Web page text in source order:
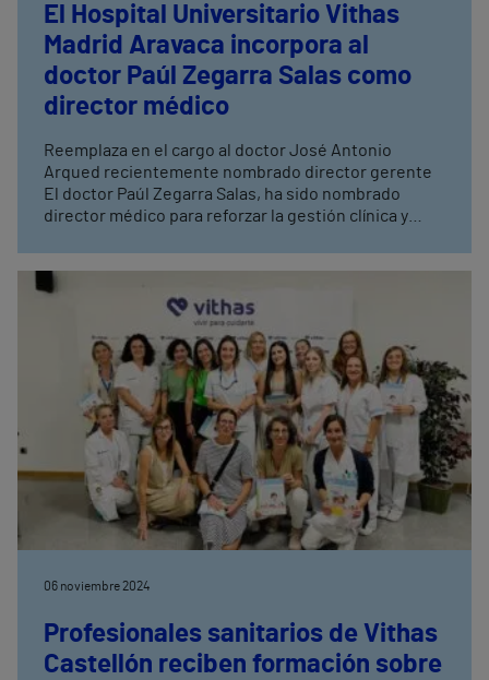
El Hospital Universitario Vithas
Madrid Aravaca incorpora al
doctor Paúl Zegarra Salas como
director médico
Reemplaza en el cargo al doctor José Antonio
Arqued recientemente nombrado director gerente
El doctor Paúl Zegarra Salas, ha sido nombrado
director médico para reforzar la gestión clínica y
06 noviembre 2024
Profesionales sanitarios de Vithas
Castellón reciben formación sobre